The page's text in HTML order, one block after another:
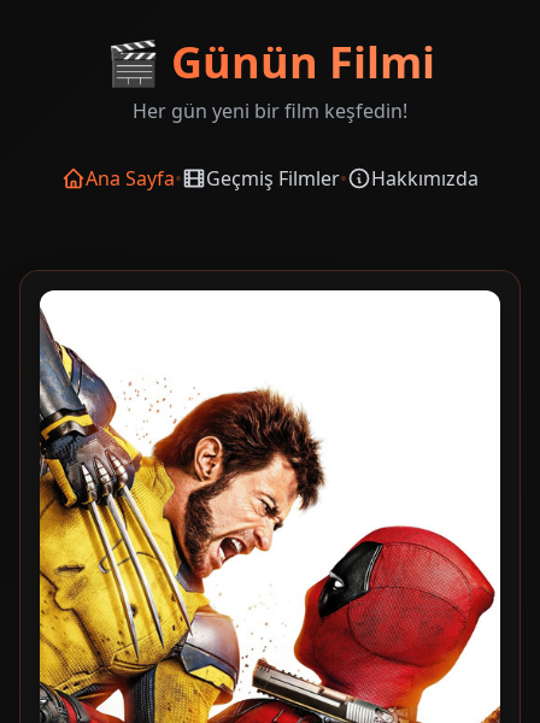
🎬 Günün Filmi
Her gün yeni bir film keşfedin!
Ana Sayfa• Geçmiş Filmler• Hakkımızda